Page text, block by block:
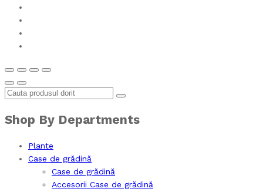
Shop By Departments
Plante
Case de grădină
Case de grădină
Accesorii Case de grădină